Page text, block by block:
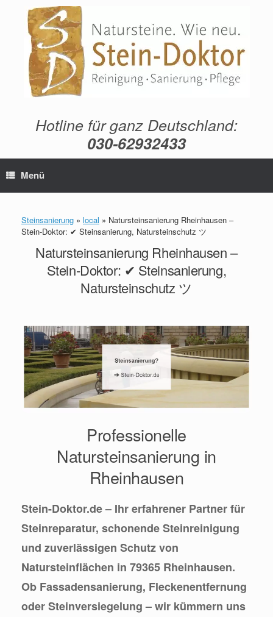
springen
Hotline für ganz Deutschland:
030-62932433
Menü
Steinsanierung » local » Natursteinsanierung Rheinhausen –
Stein-Doktor: ✔ Steinsanierung, Natursteinschutz ツ
Natursteinsanierung Rheinhausen –
Stein-Doktor: ✔ Steinsanierung,
Natursteinschutz ツ
Professionelle
Natursteinsanierung in
Rheinhausen
Stein-Doktor.de – Ihr erfahrener Partner für
Steinreparatur, schonende Steinreinigung
und zuverlässigen Schutz von
Natursteinflächen in 79365 Rheinhausen.
Ob Fassadensanierung, Fleckenentfernung
oder Steinversiegelung – wir kümmern uns